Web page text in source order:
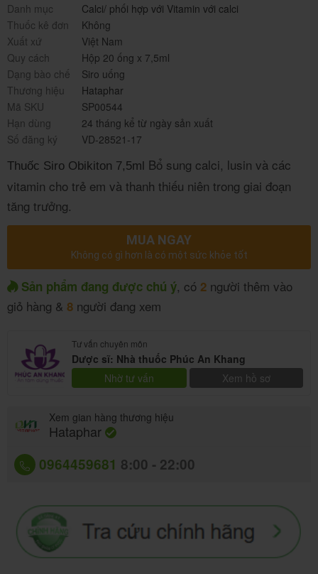
Danh mục
Calci/ phối hợp với Vitamin với calci
Thuốc kê đơn
Không
Xuất xứ
Việt Nam
Quy cách
Hộp 20 ống x 7,5ml
Dạng bào chế
Siro uống
Thương hiệu
Hataphar
Mã SKU
SP00544
Hạn dùng
24 tháng kể từ ngày sản xuất
Số đăng ký
VD-28521-17
Thuốc Siro Obikiton 7,5ml Bổ sung calci, lusin và các
vitamin cho trẻ em và thanh thiếu niên trong giai đoạn
tăng trưởng.
MUA NGAY
Không có gì hơn là có một sức khỏe tốt
Sản phẩm đang được chú ý, có 2 người thêm vào
giỏ hàng & 8 người đang xem
Tư vấn chuyên môn
Dược sĩ: Nhà thuốc Phúc An Khang
Nhờ tư vấn
Xem hồ sơ
0964459681 8:00 - 22:00
Xem gian hàng thương hiệu
Hataphar